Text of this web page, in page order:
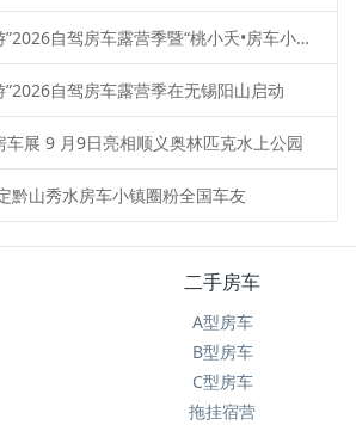
“水韵江苏·自在驾游”2026自驾房车露营季暨“桃小夭•房车小院”启动仪式在无锡市惠山区阳山镇桃心小岛露营基地举行
”2026自驾房车露营季在无锡阳山启动
展 9 月9日亮相顺义奥林匹克水上公园
黔山秀水房车小镇圈粉全国车友
二手房车
A型房车
B型房车
C型房车
拖挂宿营